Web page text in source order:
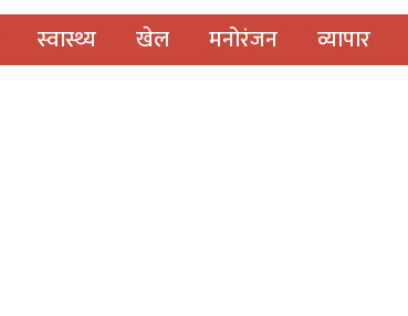
स्वास्थ्य खेल मनोरंजन व्यापार